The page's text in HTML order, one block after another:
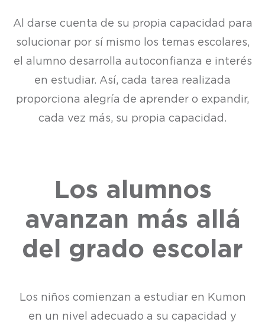
Al darse cuenta de su propia capacidad para
solucionar por sí mismo los temas escolares,
el alumno desarrolla autoconfianza e interés
en estudiar. Así, cada tarea realizada
proporciona alegría de aprender o expandir,
cada vez más, su propia capacidad.
Los alumnos
avanzan más allá
del grado escolar
Los niños comienzan a estudiar en Kumon
en un nivel adecuado a su capacidad y